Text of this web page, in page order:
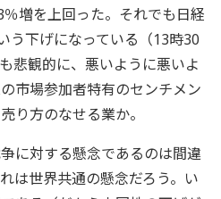
増を上回った。それでも日経
う下げになっている（13時30
悲観的に、悪いように悪いよ
市場参加者特有のセンチメン
り方のなせる業か。
に対する懸念であるのは間違
は世界共通の懸念だろう。い